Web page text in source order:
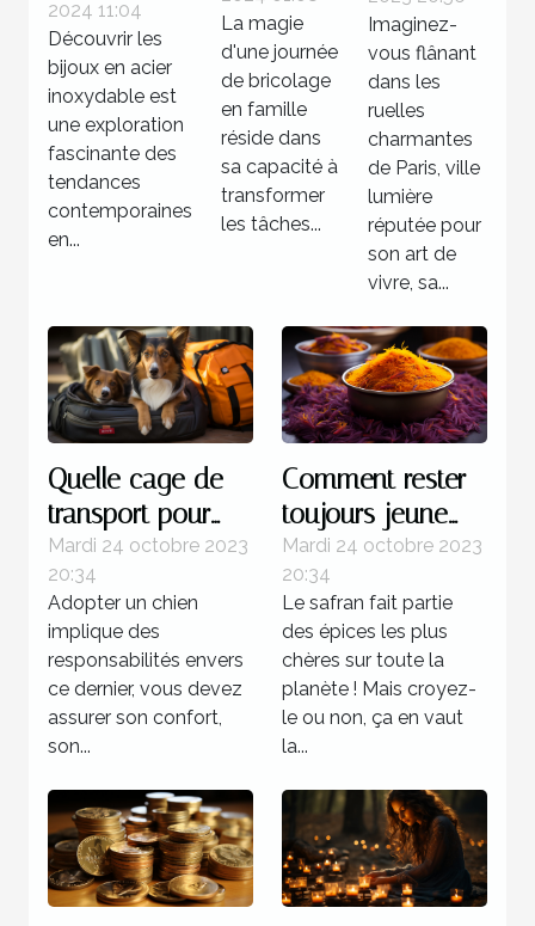
inoxydable
?
2024 11:04
Découvrir les
bijoux en acier
inoxydable est
une exploration
fascinante des
tendances
contemporaines
en...
de
bricolage
familiale
réussie
La magie
d'une journée
de bricolage
en famille
réside dans
sa capacité à
transformer
les tâches...
dans un
hôtel 3
étoiles à
Paris
Imaginez-
vous flânant
dans les
ruelles
charmantes
de Paris, ville
lumière
réputée pour
son art de
vivre, sa...
Quelle cage de
transport pour
chien est plus
recommandée ?
Mardi 24 octobre 2023
20:34
Adopter un chien
implique des
responsabilités envers
ce dernier, vous devez
assurer son confort,
son...
Comment rester
toujours jeune
grâce au safran ?
Mardi 24 octobre 2023
20:34
Le safran fait partie
des épices les plus
chères sur toute la
planète ! Mais croyez-
le ou non, ça en vaut
la...